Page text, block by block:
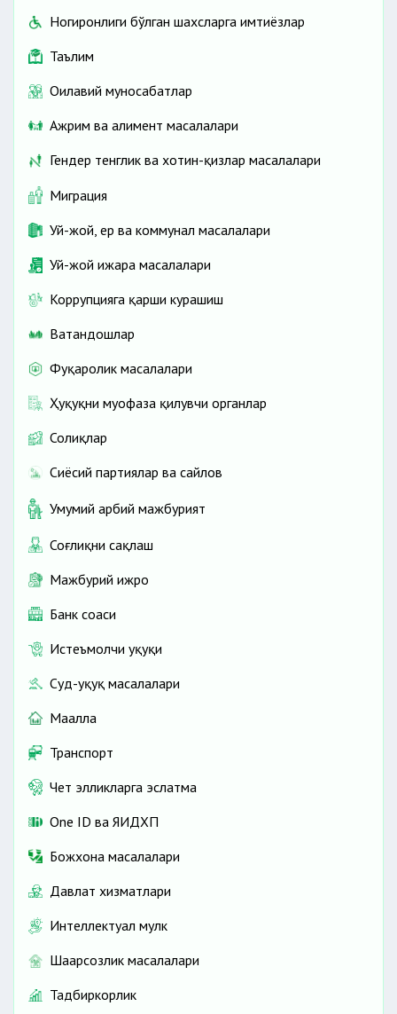
Ногиронлиги бўлган шахсларга имтиёзлар
Таълим
Оилавий муносабатлар
Ажрим ва алимент масалалари
Гендер тенглик ва хотин-қизлар масалалари
Миграция
Уй-жой, ер ва коммунал масалалари
Уй-жой ижара масалалари
Коррупцияга қарши курашиш
Ватандошлар
Фуқаролик масалалари
Ҳуқуқни муҳофаза қилувчи органлар
Солиқлар
Сиёсий партиялар ва сайлов
Умумий ҳарбий мажбурият
Соғлиқни сақлаш
Мажбурий ижро
Банк соҳаси
Истеъмолчи ҳуқуқи
Суд-ҳуқуқ масалалари
Маҳалла
Транспорт
Чет элликларга эслатма
One ID ва ЯИДХП
Божхона масалалари
Давлат хизматлари
Интеллектуал мулк
Шаҳарсозлик масалалари
Тадбиркорлик